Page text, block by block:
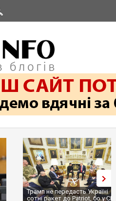
Вибух у ресторані в Москві:
ціллю був головком ВКС